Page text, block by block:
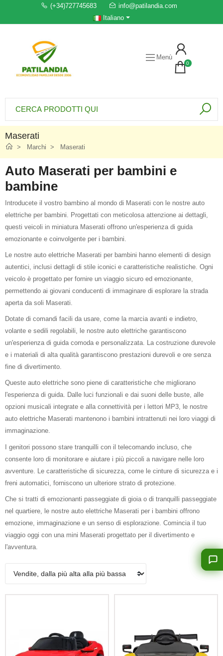
(+34)727745683
info@patilandia.com
Italiano
Menù
0
Maserati
Marchi Maserati
Auto Maserati per bambini e
bambine
Introducete il vostro bambino al mondo di Maserati con le nostre auto
elettriche per bambini. Progettati con meticolosa attenzione ai dettagli,
questi veicoli in miniatura Maserati offrono un'esperienza di guida
emozionante e coinvolgente per i bambini.
Le nostre auto elettriche Maserati per bambini hanno elementi di design
autentici, inclusi dettagli di stile iconici e caratteristiche realistiche. Ogni
veicolo è progettato per fornire un viaggio sicuro ed emozionante,
permettendo ai giovani conducenti di immaginare di esplorare la strada
aperta da soli Maserati.
Dotate di comandi facili da usare, come la marcia avanti e indietro,
volante e sedili regolabili, le nostre auto elettriche garantiscono
un'esperienza di guida comoda e personalizzata. La costruzione durevole
e i materiali di alta qualità garantiscono prestazioni durevoli e ore senza
fine di divertimento.
Queste auto elettriche sono piene di caratteristiche che migliorano
l'esperienza di guida. Dalle luci funzionali e dai suoni delle buste, alle
opzioni musicali integrate e alla connettività per i lettori MP3, le nostre
auto elettriche Maserati mantenono i bambini intrattenuti nei loro viaggi di
immaginazione.
I genitori possono stare tranquilli con il telecomando incluso, che
consente loro di monitorare e aiutare i più piccoli a navigare nelle loro
avventure. Le caratteristiche di sicurezza, come le cinture di sicurezza e i
freni automatici, forniscono un ulteriore strato di protezione.
Che si tratti di emozionanti passeggiate di gioia o di tranquilli passeggiate
nel quartiere, le nostre auto elettriche Maserati per i bambini offrono
emozione, immaginazione e un senso di esplorazione. Comincia il tuo
viaggio oggi con una mini Maserati progettato per il divertimento e
l'avventura.